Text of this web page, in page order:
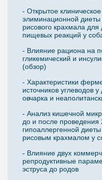
- Открытое
элиминационной
рисового крахмала для
пищевых реакций у
- Влияние рациона на
гликемический и
(обзор)
- Характеристики
источников углеводов
овчарка и
- Анализ кишечной
до и после проведения
гипоаллергенной
рисовым крахмалом у
- Влияние двух
репродуктивные
эструса до родов